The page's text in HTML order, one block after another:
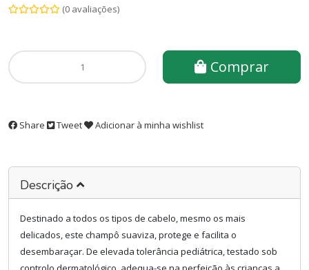
(0 avaliações)
Comprar
Share Tweet Adicionar à minha wishlist
Descrição
Destinado a todos os tipos de cabelo, mesmo os mais
delicados, este champô suaviza, protege e facilita o
desembaraçar. De elevada tolerância pediátrica, testado sob